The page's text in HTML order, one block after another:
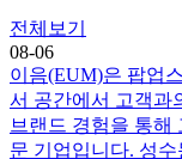
전체보기
08-06
이음(EUM)은 팝업
서 공간에서 고객과
브랜드 경험을 통해
문 기업입니다. 성